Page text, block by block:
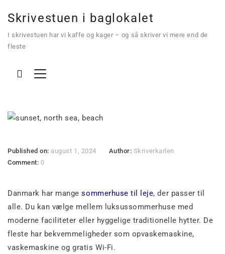
Skrivestuen i baglokalet
I skrivestuen har vi kaffe og kager – og så skriver vi mere end de
fleste
Bedste sommerhuse i
Danmark
Published on: august 1, 2024 Author: Skriverkarlen
Comment: 0
Danmark har mangesommerhuse til leje, der passer til
alle. Du kan vælge mellem luksussommerhuse med
moderne faciliteter eller hyggelige traditionelle hytter. De
fleste har bekvemmeligheder som opvaskemaskine,
vaskemaskine og gratis Wi-Fi.